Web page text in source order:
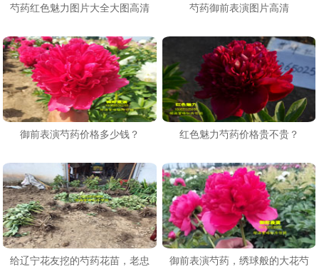
芍药红色魅力图片大全大图高清 芍药御前表演图片高清
御前表演芍药价格多少钱？ 红色魅力芍药价格贵不贵？
给辽宁花友挖的芍药花苗，老忠
御前表演芍药，绣球般的大花芍